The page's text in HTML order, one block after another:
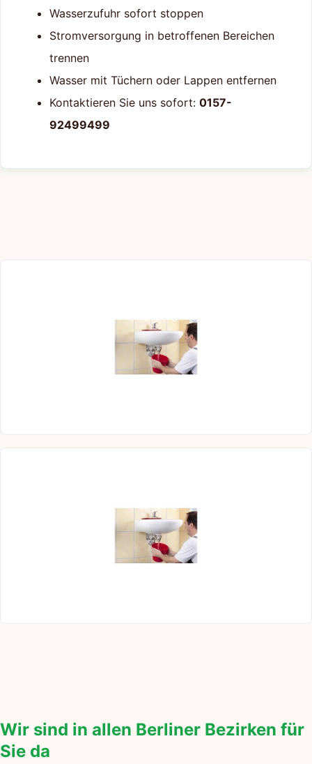
Wasserzufuhr sofort stoppen
Stromversorgung in betroffenen Bereichen
trennen
Wasser mit Tüchern oder Lappen entfernen
Kontaktieren Sie uns sofort: 0157-
92499499
Wir sind in allen Berliner Bezirken für
Sie da